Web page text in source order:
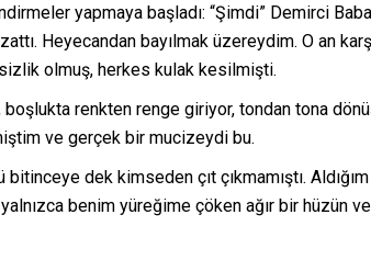
yapmaya başladı: “Şimdi” Demirci
Heyecandan bayılmak üzereydim. O an
olmuş, herkes kulak kesilmişti.
renkten renge giriyor, tondan tona
ve gerçek bir mucizeydi bu.
dek kimseden çıt çıkmamıştı.
benim yüreğime çöken ağır bir hüzün